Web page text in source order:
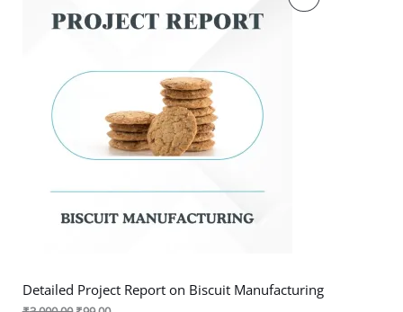
Detailed Project Report on Biscuit Manufacturing
was:
is: